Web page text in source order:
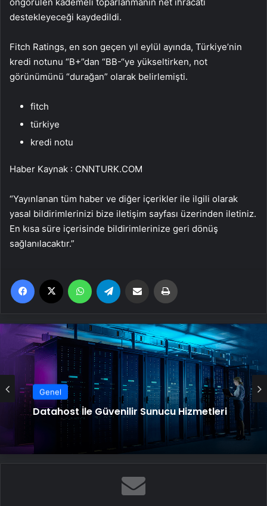
destekleyeceği kaydedildi.
Fitch Ratings, en son geçen yıl eylül ayında, Türkiye’nin
kredi notunu “B+”dan “BB-“ye yükseltirken, not
görünümünü “durağan” olarak belirlemişti.
fitch
türkiye
kredi notu
Haber Kaynak : CNNTURK.COM
“Yayınlanan tüm haber ve diğer içerikler ile ilgili olarak
yasal bildirimlerinizi bize iletişim sayfası üzerinden iletiniz.
En kısa süre içerisinde bildirimlerinize geri dönüş
sağlanılacaktır.”
Facebook WhatsApp Email'den paylaş
Genel
Datahost İle Güvenilir Sunucu Hizmetleri